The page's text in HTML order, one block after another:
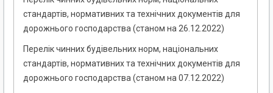
стандартів, нормативних та технічних документів для
дорожнього господарства (станом на 26.12.2022)
Перелік чинних будівельних норм, національних
стандартів, нормативних та технічних документів для
дорожнього господарства (станом на 07.12.2022)